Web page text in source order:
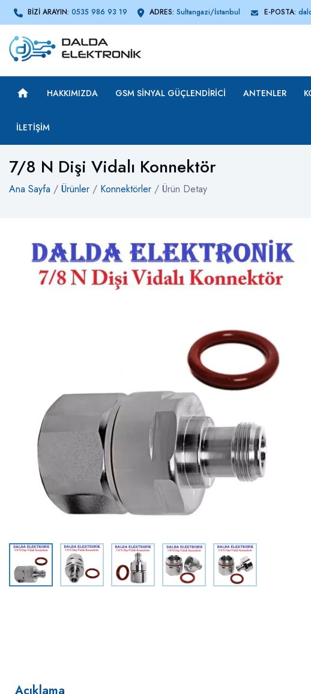
BİZİ ARAYIN: 0535 986 93 19 ADRES: Sultangazi/İstanbul E-POSTA:
HAKKIMIZDA GSM SINYAL GÜÇLENDIRICI ANTENLER
İLETIŞIM
7/8 N Dişi Vidalı Konnektör
Ana Sayfa / Ürünler / Konnektörler / Ürün Detay